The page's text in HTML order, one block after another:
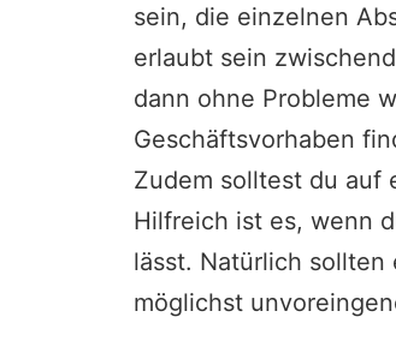
sein, die einzelnen
erlaubt sein
dann ohne Probleme
Geschäftsvorhaben
Zudem solltest du auf
Hilfreich ist es, wenn
lässt. Natürlich sollten
möglichst